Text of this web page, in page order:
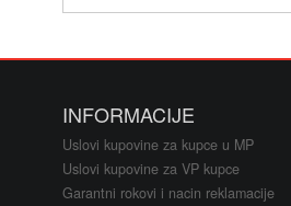
Klime i
CD/
Namještaj
INFORMACIJE
Uslovi kupovine za kupce u MP
Uslovi kupovine za VP kupce
Garantni rokovi i nacin reklamacije